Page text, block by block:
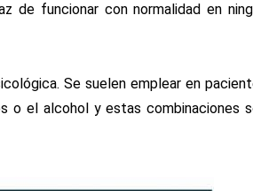
de funcionar con normalidad en
Se suelen emplear en
o el alcohol y estas combinaciones